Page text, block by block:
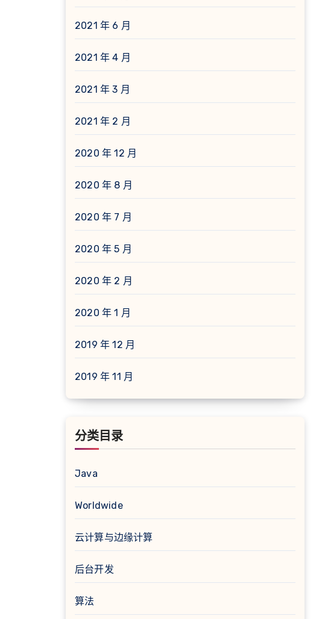
2021 年 6 月
2021 年 4 月
2021 年 3 月
2021 年 2 月
2020 年 12 月
2020 年 8 月
2020 年 7 月
2020 年 5 月
2020 年 2 月
2020 年 1 月
2019 年 12 月
2019 年 11 月
分类目录
Java
Worldwide
云计算与边缘计算
后台开发
算法